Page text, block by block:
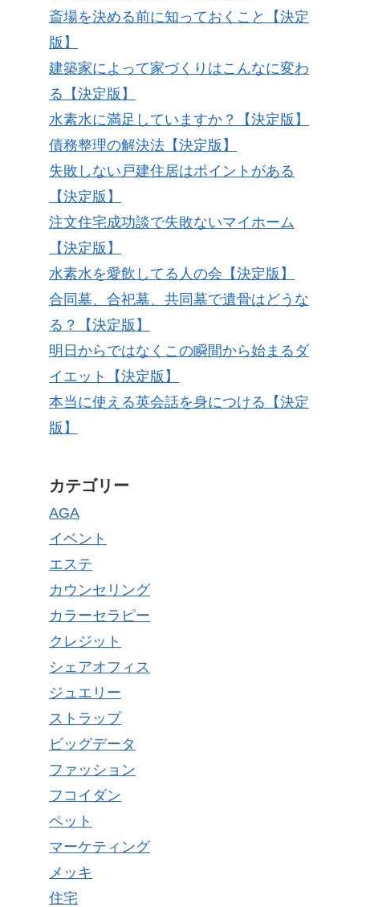
斎場を決める前に知っておくこと【決定
版】
建築家によって家づくりはこんなに変わ
る【決定版】
水素水に満足していますか？【決定版】
債務整理の解決法【決定版】
失敗しない戸建住居はポイントがある
【決定版】
注文住宅成功談で失敗ないマイホーム
【決定版】
水素水を愛飲してる人の会【決定版】
合同墓、合祀墓、共同墓で遺骨はどうな
る？【決定版】
明日からではなくこの瞬間から始まるダ
イエット【決定版】
本当に使える英会話を身につける【決定
版】
カテゴリー
AGA
イベント
エステ
カウンセリング
カラーセラピー
クレジット
シェアオフィス
ジュエリー
ストラップ
ビッグデータ
ファッション
フコイダン
ペット
マーケティング
メッキ
住宅